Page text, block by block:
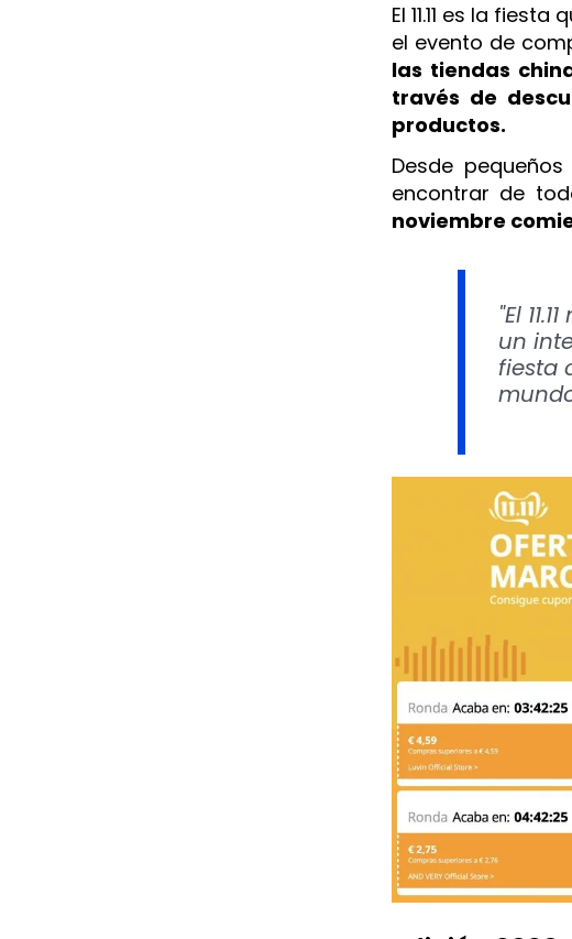
El 11.11 es la
el evento de
las tiendas
través de
productos.
Desde
encontrar de
noviembre
"El
un
fiesta